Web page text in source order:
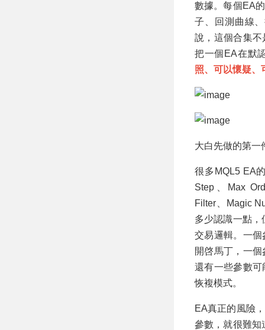
數據。每個EA
子、回測曲線
說，這個合集
把一個EA在默
照、可以懷疑、
大白先做的第一
很多MQL5 EA
Step、Max
Filter、Magic
多少認識一點
交易邏輯。一
開啓馬丁，一
還有一些參數
恢複模式。
EA真正的風險
參數，就很難知